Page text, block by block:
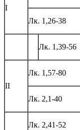
І
Лк. 1,26-38
Лк. 1,39-56
ІІ
Лк. 1,57-80
Лк. 2,1-40
Лк. 2,41-52